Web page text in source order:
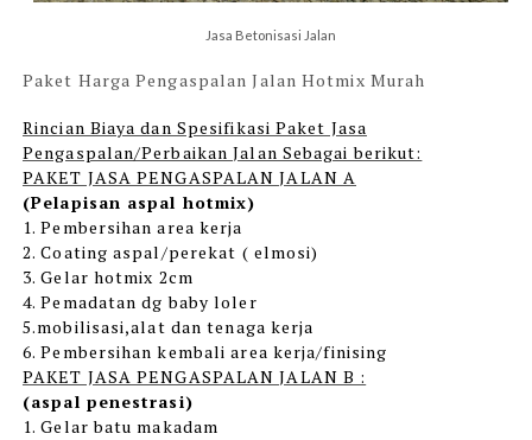
Jasa Betonisasi Jalan
Paket Harga Pengaspalan Jalan Hotmix Murah
Rincian Biaya dan Spesifikasi Paket Jasa
Pengaspalan/Perbaikan Jalan Sebagai berikut:
PAKET JASA PENGASPALAN JALAN A
(Pelapisan aspal hotmix)
1. Pembersihan area kerja
2. Coating aspal/perekat ( elmosi)
3. Gelar hotmix 2cm
4. Pemadatan dg baby loler
5.mobilisasi,alat dan tenaga kerja
6. Pembersihan kembali area kerja/finising
PAKET JASA PENGASPALAN JALAN B :
(aspal penestrasi)
1. Gelar batu makadam